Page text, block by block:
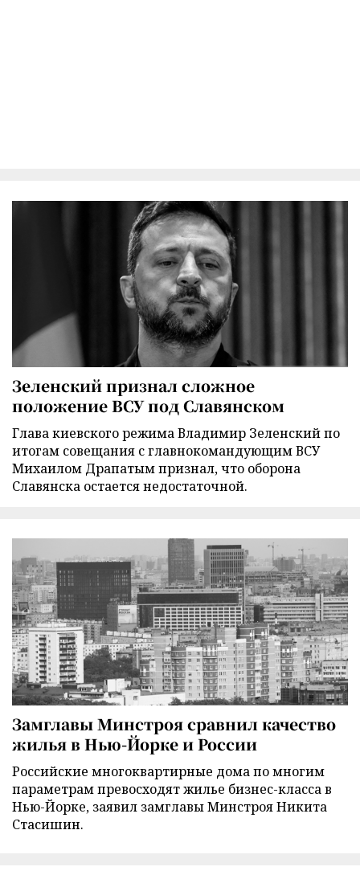
Зеленский признал сложное
положение ВСУ под Славянском
Глава киевского режима Владимир Зеленский по
итогам совещания с главнокомандующим ВСУ
Михаилом Драпатым признал, что оборона
Славянска остается недостаточной.
Замглавы Минстроя сравнил качество
жилья в Нью-Йорке и России
Российские многоквартирные дома по многим
параметрам превосходят жилье бизнес-класса в
Нью-Йорке, заявил замглавы Минстроя Никита
Стасишин.